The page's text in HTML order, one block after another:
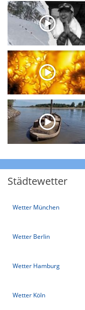
Städtewetter
Wetter München
Wetter Berlin
Wetter Hamburg
Wetter Köln